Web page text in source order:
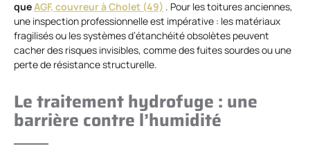
queAGF, couvreur à Cholet (49) . Pour les toitures anciennes,
une inspection professionnelle est impérative : les matériaux
fragilisés ou les systèmes d’étanchéité obsolètes peuvent
cacher des risques invisibles, comme des fuites sourdes ou une
perte de résistance structurelle.
Le traitement hydrofuge : une
barrière contre l’humidité